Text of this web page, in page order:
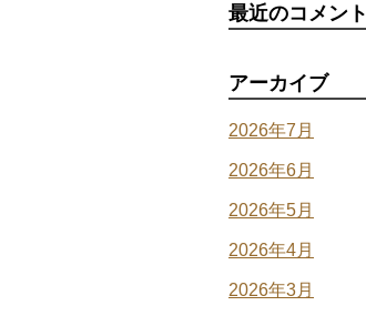
最近のコメント
アーカイブ
2026年7月
2026年6月
2026年5月
2026年4月
2026年3月